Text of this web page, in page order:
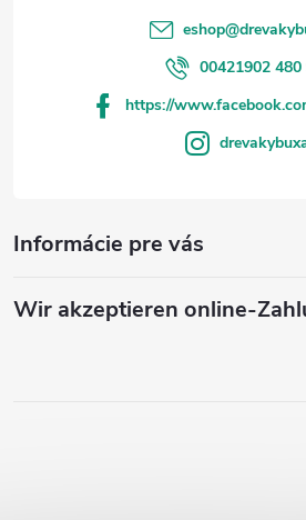
eshop@
00421902 480
https://
Informácie pre vás
Wir akzeptieren online-